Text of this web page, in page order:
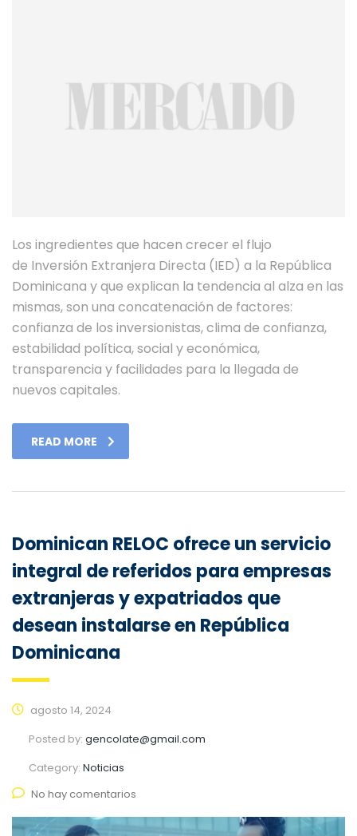
Los ingredientes que hacen crecer el flujo
de Inversión Extranjera Directa (IED) a la República
Dominicana y que explican la tendencia al alza en las
mismas, son una concatenación de factores:
confianza de los inversionistas, clima de confianza,
estabilidad política, social y económica,
transparencia y facilidades para la llegada de
nuevos capitales.
READ MORE
Dominican RELOC ofrece un servicio
integral de referidos para empresas
extranjeras y expatriados que
desean instalarse en República
Dominicana
agosto 14, 2024
Posted by: gencolate@gmail.com
Category: Noticias
No hay comentarios